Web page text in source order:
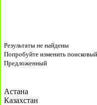
Результаты не найдены
Попробуйте изменить
Предложенный
Астана
Казахстан